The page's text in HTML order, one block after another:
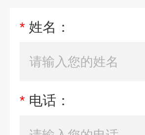
* 姓名：
* 电话：